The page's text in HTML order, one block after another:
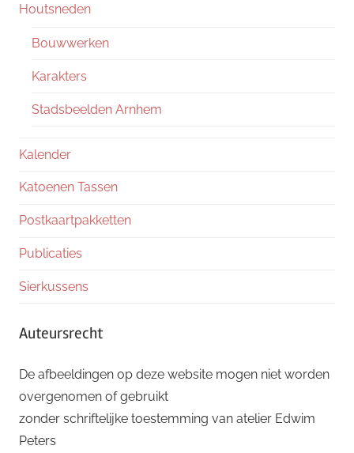
Houtsneden
Bouwwerken
Karakters
Stadsbeelden Arnhem
Kalender
Katoenen Tassen
Postkaartpakketten
Publicaties
Sierkussens
Auteursrecht
De afbeeldingen op deze website mogen niet worden
overgenomen of gebruikt
zonder schriftelijke toestemming van atelier Edwim
Peters